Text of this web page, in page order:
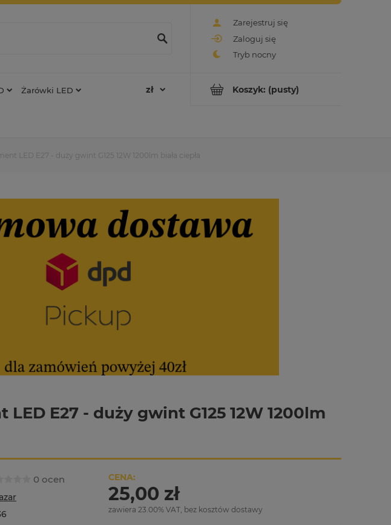
Zarejestruj się
Zaloguj się
Koszyk: (pusty)
Żarówki LED
LED E27 - duży gwint G125 12W 1200lm biała ciepła
E27 - duży gwint G125 12W 1200lm
0 ocen CENA:
25,00 zł
zawiera 23.00% VAT, bez kosztów dostawy